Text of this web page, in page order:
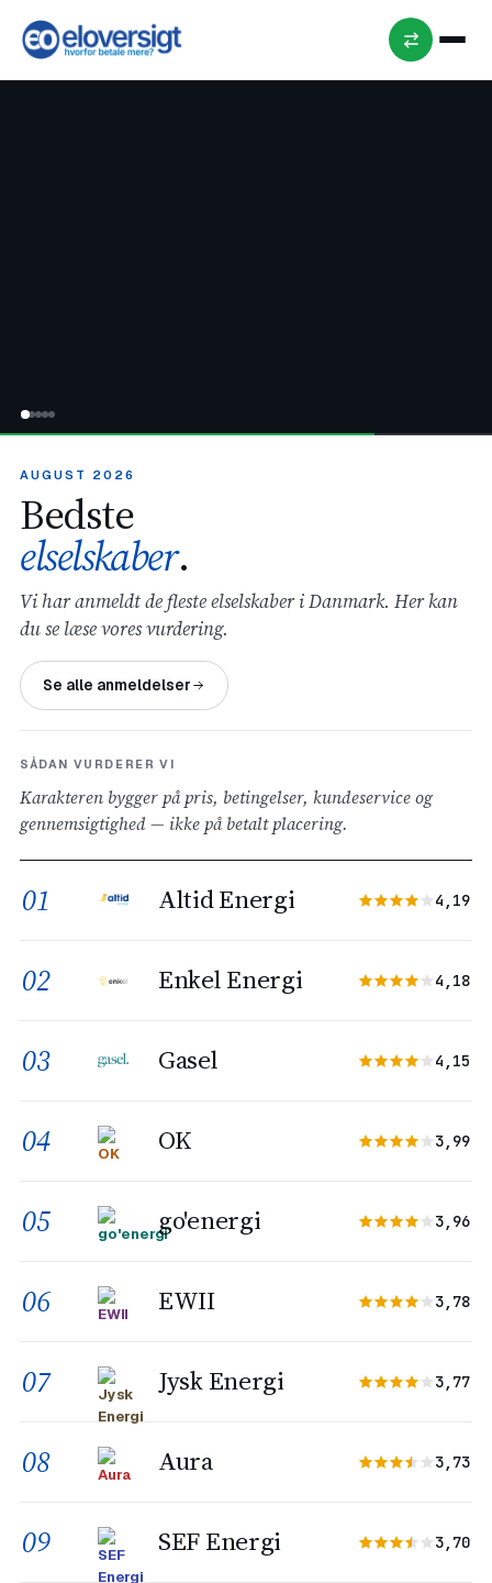
AUGUST 2026
Bedste
elselskaber.
Vi har anmeldt de fleste elselskaber i Danmark. Her kan
du se læse vores vurdering.
Se alle anmeldelser
SÅDAN VURDERER VI
Karakteren bygger på pris, betingelser, kundeservice og
gennemsigtighed — ikke på betalt placering.
01 Altid Energi 4,19
02 Enkel Energi 4,18
03 Gasel 4,15
04 OK 3,99
05 go'energi 3,96
06 EWII 3,78
07 Jysk Energi 3,77
08 Aura 3,73
09 SEF Energi 3,70